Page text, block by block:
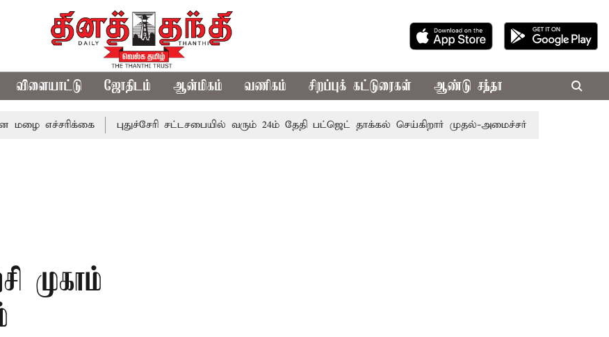
விளையாட்டு ஜோதிடம் ஆன்மிகம் வணிகம் சிறப்புக் கட்டுரைகள் ஆண்டு சந்தா
புதுச்சேரி சட்டசபையில் வரும் 24ம் தேதி பட்ஜெட் தாக்கல் செய்கிறார் முதல்-அமைச்சர் ரங்கசாமி
முகாம்